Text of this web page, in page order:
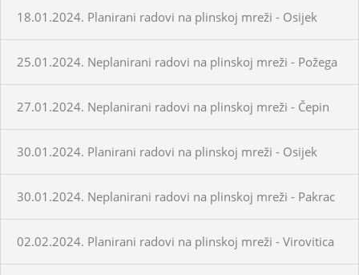
18.01.2024. Planirani radovi na plinskoj mreži - Osijek
25.01.2024. Neplanirani radovi na plinskoj mreži - Požega
27.01.2024. Neplanirani radovi na plinskoj mreži - Čepin
30.01.2024. Planirani radovi na plinskoj mreži - Osijek
30.01.2024. Neplanirani radovi na plinskoj mreži - Pakrac
02.02.2024. Planirani radovi na plinskoj mreži - Virovitica